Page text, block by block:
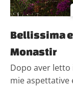
Bellissima
Monastir
Dopo aver
mie aspettative